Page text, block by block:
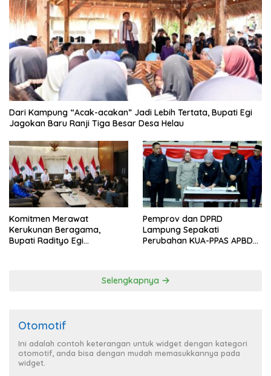
Dari Kampung “Acak-acakan” Jadi Lebih Tertata, Bupati Egi
Jagokan Baru Ranji Tiga Besar Desa Helau
Komitmen Merawat
Kerukunan Beragama,
Bupati Radityo Egi
Pemprov dan DPRD
Lampung Sepakati
Perubahan KUA-PPAS APBD
Selengkapnya
Otomotif
Ini adalah contoh keterangan untuk widget dengan kategori
otomotif, anda bisa dengan mudah memasukkannya pada
widget.